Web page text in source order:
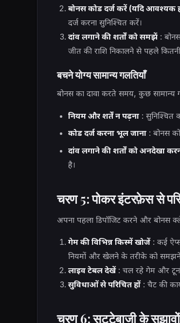
बोनस कोड दर्ज करें (यदि आवश्यक
दर्ज करना सुनिश्चित करें।
दांव लगाने की शर्तों को समझें: बोनस
जीत की राशि निकालने से पहले
बचने योग्य सामान्य गलतियाँ
बोनस का दावा करते समय, कुछ
नियम और शर्तें न पढ़ना: सुनिश्चित
कोड दर्ज करना भूल जाना: बोनस
दांव लगाने की शर्तों को अनदेखा
है।
चरण 5: पोकर इंटरफ़ेस से
अपना पहला डिपॉजिट करने और
गेम की विभिन्न किस्में खोजें: कई ऐप्स
नियमों और खेलने के तरीके को
लाइव टेबल देखें: चल रहे गेम और
सुविधाओं से परिचित हों: चैट की
चरण 6: सट्टेबाजी के